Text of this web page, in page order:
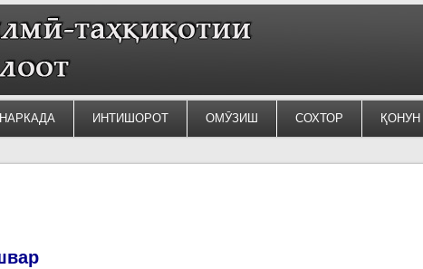
ИНТИШОРОТ ОМӮЗИШ СОХТОР ҚОНУН